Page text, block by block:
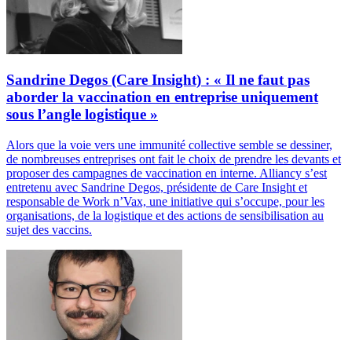
Sandrine Degos (Care Insight) : « Il ne faut pas
aborder la vaccination en entreprise uniquement
sous l’angle logistique »
Alors que la voie vers une immunité collective semble se dessiner,
de nombreuses entreprises ont fait le choix de prendre les devants et
proposer des campagnes de vaccination en interne. Alliancy s’est
entretenu avec Sandrine Degos, présidente de Care Insight et
responsable de Work n’Vax, une initiative qui s’occupe, pour les
organisations, de la logistique et des actions de sensibilisation au
sujet des vaccins.